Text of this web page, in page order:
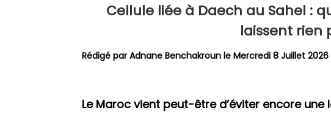
Cellule liée à Daech au Sahel :
laissent rien
Rédigé parAdnane Benchakroun le Mercredi 8 Juillet 2026
Le Maroc vient peut-être d’éviter encore une